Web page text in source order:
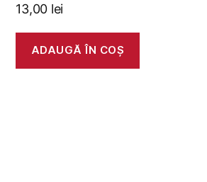
13,00 lei
ADAUGĂ ÎN COȘ